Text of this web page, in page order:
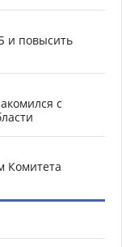
и повысить
с
Комитета